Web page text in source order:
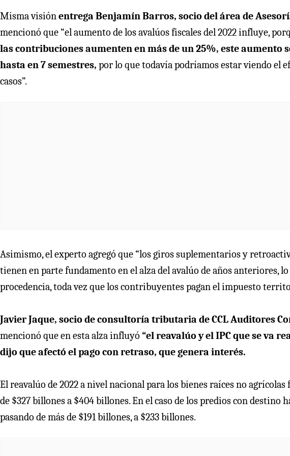
Misma visiónentrega Benjamín Barros, socio del área de
mencionó que “el aumento de los avalúos fiscales del 2022 influye,
las contribuciones aumenten en más de un 25%, este aumento
hasta en 7 semestres, por lo que todavía podríamos estar viendo el
casos”.
Asimismo, el experto agregó que “los giros suplementarios y
tienen en parte fundamento en el alza del avalúo de años anteriores,
procedencia, toda vez que los contribuyentes pagan el impuesto
Javier Jaque, socio de consultoría tributaria de CCL Auditores
mencionó que en esta alza influyó “el reavalúo y el IPC que se va
dijo que afectó el pago con retraso, que genera interés.
El reavalúo de 2022 a nivel nacional para los bienes raíces no
de $327 billones a $404 billones. En el caso de los predios con destino
pasando de más de $191 billones, a $233 billones.